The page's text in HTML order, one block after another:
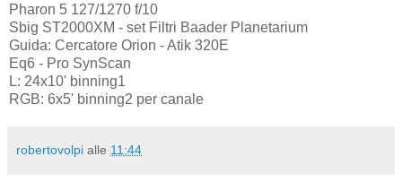
Pharon 5 127/1270 f/10
Sbig ST2000XM - set Filtri Baader Planetarium
Guida: Cercatore Orion - Atik 320E
Eq6 - Pro SynScan
L: 24x10' binning1
RGB: 6x5' binning2 per canale
robertovolpi alle 11:44